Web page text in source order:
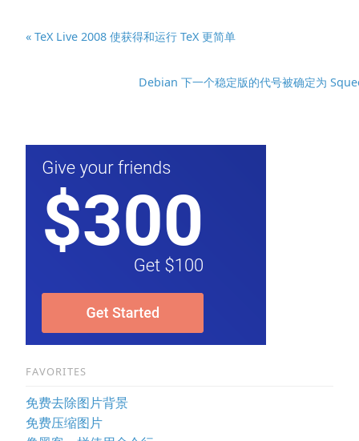
« TeX Live 2008 使获得和运行 TeX 更简单
Debian 下一个稳定版的代号被确定为
FAVORITES
免费去除图片背景
免费压缩图片